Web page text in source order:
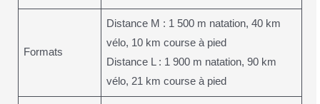
Formats
Distance M : 1 500 m natation, 40 km
vélo, 10 km course à pied
Distance L : 1 900 m natation, 90 km
vélo, 21 km course à pied